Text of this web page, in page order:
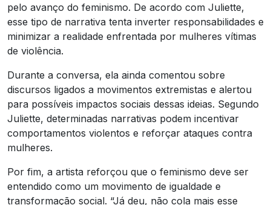
pelo avanço do feminismo. De acordo com Juliette,
esse tipo de narrativa tenta inverter responsabilidades e
minimizar a realidade enfrentada por mulheres vítimas
de violência.
Durante a conversa, ela ainda comentou sobre
discursos ligados a movimentos extremistas e alertou
para possíveis impactos sociais dessas ideias. Segundo
Juliette, determinadas narrativas podem incentivar
comportamentos violentos e reforçar ataques contra
mulheres.
Por fim, a artista reforçou que o feminismo deve ser
entendido como um movimento de igualdade e
transformação social. “Já deu, não cola mais esse